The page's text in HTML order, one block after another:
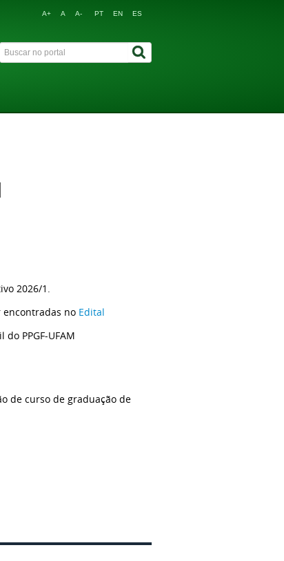
A+ A A- PT EN ES
2026/1.
encontradas no Edital
PPGF-UFAM
de curso de graduação de